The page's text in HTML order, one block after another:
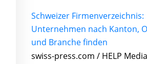
Schweizer Firmenverzeichnis:
Unternehmen nach Kanton,
und Branche finden
swiss-press.com / HELP